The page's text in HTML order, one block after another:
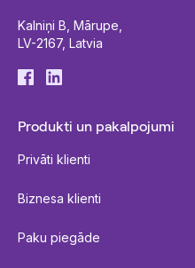
Kalniņi B, Mārupe,
LV-2167, Latvia
Produkti un pakalpojumi
Privāti klienti
Biznesa klienti
Paku piegāde